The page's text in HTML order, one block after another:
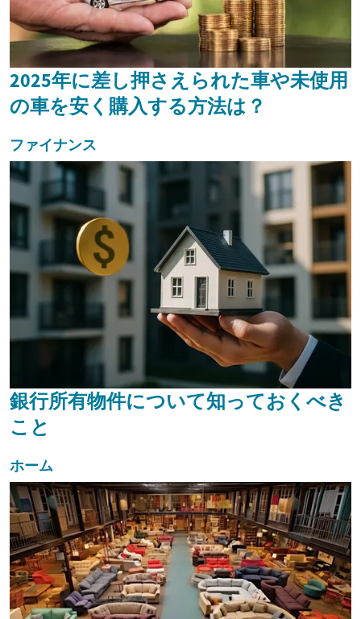
2025年に差し押さえられた車や未使用
の車を安く購入する方法は？
ファイナンス
銀行所有物件について知っておくべき
こと
ホーム